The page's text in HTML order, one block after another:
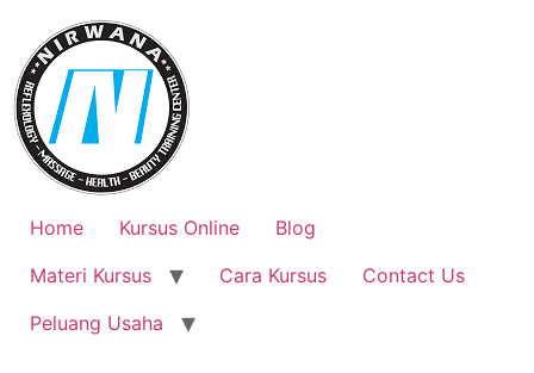
content
Home Kursus Online
Blog
Materi Kursus
Cara Kursus
Contact Us
Peluang Usaha